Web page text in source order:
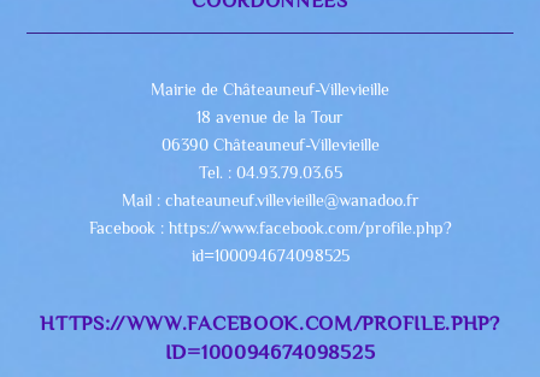
Mairie de Châteauneuf-Villevieille
18 avenue de la Tour
06390 Châteauneuf-Villevieille
Tel. : 04.93.79.03.65
Mail : chateauneuf.villevieille@wanadoo.fr
Facebook : https://www.facebook.com/profile.php?
id=100094674098525
HTTPS://WWW.FACEBOOK.COM/PROFILE.PHP?
ID=100094674098525